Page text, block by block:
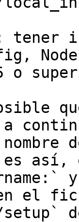
tener
o
a
es
el